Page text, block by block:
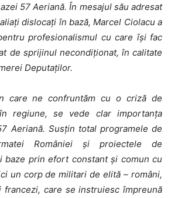
57 Aeriană. În mesajul său adresat
dislocați în bază, Marcel Ciolacu a
profesionalismul cu care își fac
de sprijinul necondiționat, în calitate
Deputaților.
care ne confruntăm cu o criză de
regiune, se vede clar importanța
Aeriană. Susțin total programele de
României și proiectele de
baze prin efort constant și comun cu
un corp de militari de elită – români,
francezi, care se instruiesc împreună